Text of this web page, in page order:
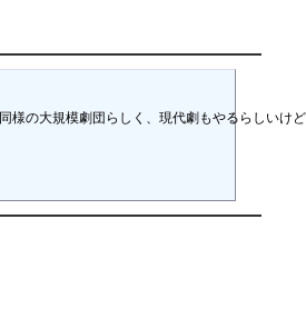
模劇団らしく、現代劇もやるらしいけど